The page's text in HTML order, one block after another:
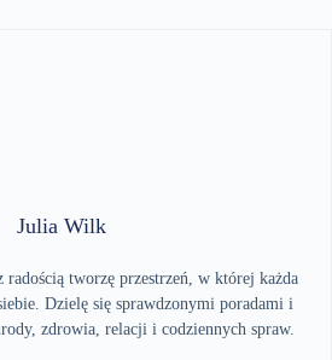
Julia Wilk
radością tworzę przestrzeń, w której każda
Dzielę się sprawdzonymi poradami i
zdrowia, relacji i codziennych spraw.